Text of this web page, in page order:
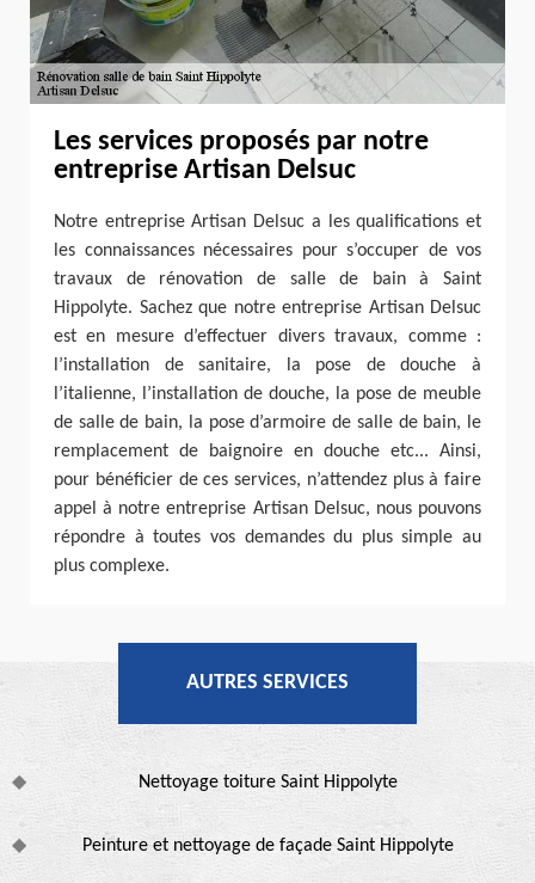
Les services proposés par notre
entreprise Artisan Delsuc
Notre entreprise Artisan Delsuc a les qualifications et
les connaissances nécessaires pour s’occuper de vos
travaux de rénovation de salle de bain à Saint
Hippolyte. Sachez que notre entreprise Artisan Delsuc
est en mesure d’effectuer divers travaux, comme :
l’installation de sanitaire, la pose de douche à
l’italienne, l’installation de douche, la pose de meuble
de salle de bain, la pose d’armoire de salle de bain, le
remplacement de baignoire en douche etc... Ainsi,
pour bénéficier de ces services, n’attendez plus à faire
appel à notre entreprise Artisan Delsuc, nous pouvons
répondre à toutes vos demandes du plus simple au
plus complexe.
AUTRES SERVICES
Nettoyage toiture Saint Hippolyte
Peinture et nettoyage de façade Saint Hippolyte